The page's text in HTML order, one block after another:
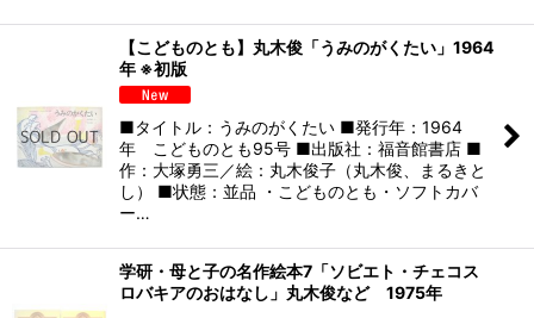
【こどものとも】丸木俊「うみのがくたい」1964
年 ※初版
■タイトル：うみのがくたい ■発行年：1964
年 こどものとも95号 ■出版社：福音館書店 ■
作：大塚勇三／絵：丸木俊子（丸木俊、まるきと
し） ■状態：並品 ・こどものとも・ソフトカバ
ー…
学研・母と子の名作絵本7「ソビエト・チェコス
ロバキアのおはなし」丸木俊など 1975年